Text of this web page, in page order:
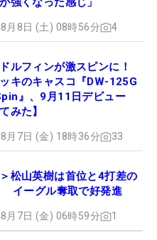
月8日 (土) 08時56分 4
ルフィンが激スピンに！
キのキャスコ『DW-125G
』、9月11日デビュー
みた】
月7日 (金) 18時36分 33
松山英樹は首位と4打差の
イーグル奪取で好発進
月7日 (金) 06時59分 1